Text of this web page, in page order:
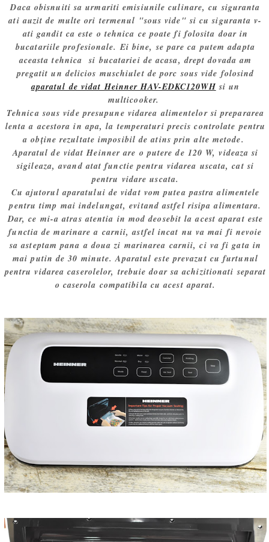
Daca obisnuiti sa urmariti emisiunile culinare, cu siguranta
ati auzit de multe ori termenul "sous vide" si cu siguranta v-
ati gandit ca este o tehnica ce poate fi folosita doar in
bucatariile profesionale. Ei bine, se pare ca putem adapta
aceasta tehnica si bucatariei de acasa, drept dovada am
pregatit un delicios muschiulet de porc sous vide folosind
aparatul de vidat Heinner HAV-EDKC120WH si un
multicooker.
Tehnica sous vide presupune vidarea alimentelor si prepararea
lenta a acestora in apa, la temperaturi precis controlate pentru
a obține rezultate imposibil de atins prin alte metode.
Aparatul de vidat Heinner are o putere de 120 W, videaza si
sigileaza, avand atat functie pentru vidarea uscata, cat si
pentru vidare uscata.
Cu ajutorul aparatului de vidat vom putea pastra alimentele
pentru timp mai indelungat, evitand astfel risipa alimentara.
Dar, ce mi-a atras atentia in mod deosebit la acest aparat este
functia de marinare a carnii, astfel incat nu va mai fi nevoie
sa asteptam pana a doua zi marinarea carnii, ci va fi gata in
mai putin de 30 minute. Aparatul este prevazut cu furtunul
pentru vidarea caserolelor, trebuie doar sa achizitionati separat
o caserola compatibila cu acest aparat.